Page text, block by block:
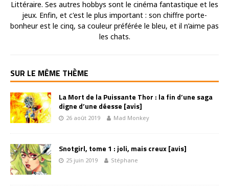
Littéraire. Ses autres hobbys sont le cinéma fantastique et les
jeux. Enfin, et c'est le plus important : son chiffre porte-
bonheur est le cinq, sa couleur préférée le bleu, et il n’aime pas
les chats.
SUR LE MÊME THÈME
La Mort de la Puissante Thor : la fin d’une saga
digne d’une déesse [avis]
26 août 2019 Mad Monkey
Snotgirl, tome 1 : joli, mais creux [avis]
25 juin 2019 Stéphane